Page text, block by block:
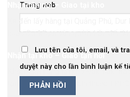
Nhận tận nơi – Giao tại kho
hoặc Cư M’gar và người nhận đến
Nhận tại kho – Giao tận nơi
Khách gửi hàng tại kho Đắk Lắk,
tận nơi tại tất cả địa chỉ thuộc
Trang web
Lưu tên của tôi, email, và
duyệt này cho lần bình luận kế